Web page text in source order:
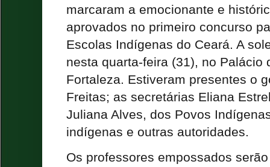
marcaram a emocionante e
aprovados no primeiro concurso
Escolas Indígenas do Ceará. A
nesta quarta-feira (31), no Palácio
Fortaleza. Estiveram presentes o
Freitas; as secretárias Eliana
Juliana Alves, dos Povos
indígenas e outras autoridades.
Os professores empossados